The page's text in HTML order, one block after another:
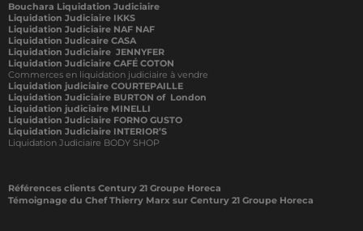
Bouchara Liquidation Judiciaire
Liquidation Judiciaire IKKS
Liquidation Judiciaire NAF NAF
Liquidation Judicaire CASA
Liquidation Judiciaire JENNYFER
Liquidation Judiciaire CAFÉ COTON
Commerces en liquidation judiciaire à vendre
Liquidation judiciaire COURTEPAILLE
Liquidation Judiciaire BURTON of London
Liquidation judiciaire MINELLI
Liquidation Judiciaire FORNO GUSTO
Liquidation Judiciaire INTERIOR’S
Liquidation Judiciaire BODY SHOP
Références clients Century 21 Groupe Horeca
Témoignage du Chef Thierry Marx sur Century 21 Groupe Horeca